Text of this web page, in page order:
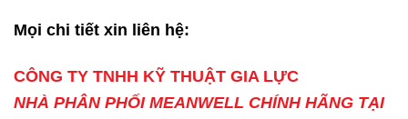
Mọi chi tiết xin liên hệ:
CÔNG TY TNHH KỸ THUẬT GIA LỰC
NHÀ PHÂN PHỐI MEANWELL CHÍNH HÃNG TẠI